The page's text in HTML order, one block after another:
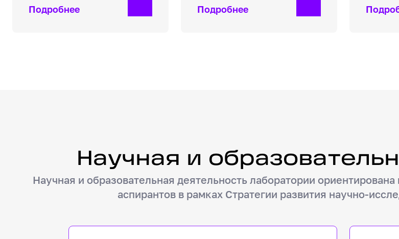
Подробнее Подробнее
Научная и образовательная деятельность
Научная и
Научная и образовательная деятельность лаборатории
аспирантов в рамках Стратегии развития научно-